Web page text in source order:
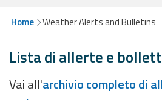
Weather
Alerts and
Home Weather Alerts and Bulletins
Lista di allerte e
Vai all'archivio completo di